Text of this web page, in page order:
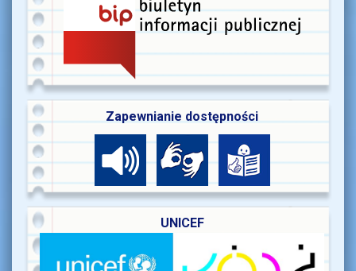
Zapewnianie dostępności
UNICEF